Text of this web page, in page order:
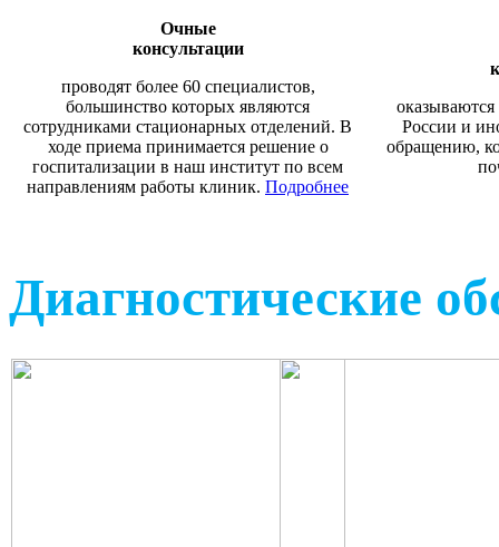
Очные
консультации
проводят более 60 специалистов,
большинство которых являются
сотрудниками стационарных отделений. В
ходе приема принимается решение о
госпитализации в наш институт по всем
направлениям работы клиник. Подробнее
России и
обращению,
Диагностические